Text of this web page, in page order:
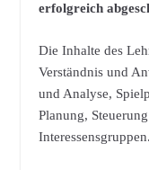
erfolgreich
Die Inhalte des
Verständnis und
und Analyse,
Planung,
Interessensgruppen.